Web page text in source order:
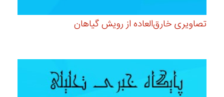
تصاویری خارق‌العاده از رویش گیاهان